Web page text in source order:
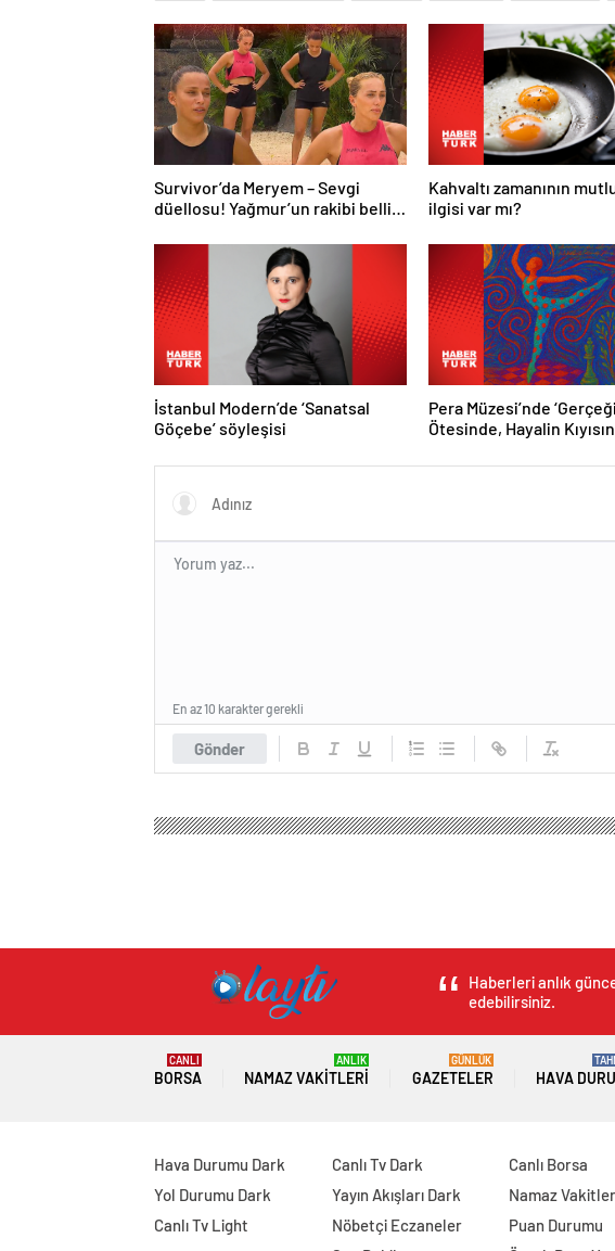
Survivor’da Meryem – Sevgi
düellosu! Yağmur’un rakibi belli
Kahvaltı zamanının
ilgisi var mı?
İstanbul Modern’de ‘Sanatsal
Göçebe’ söyleşisi
Pera Müzesi’nde
Ötesinde, Hayalin
Gönder
En az 10 karakter gerekli
Haberleri anlık
edebilirsiniz.
BORSA
CANLI
NAMAZ VAKITLERI
ANLIK
GAZETELER
GÜNLÜK
HAVA
Hava Durumu Dark
Yol Durumu Dark
Canlı Tv Light
Canlı Tv Dark
Yayın Akışları Dark
Nöbetçi Eczaneler
Canlı Borsa
Namaz
Puan Durumu